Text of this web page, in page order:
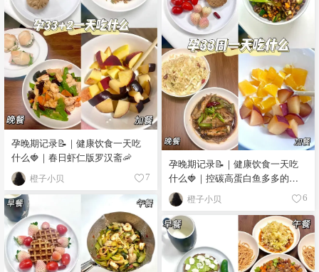
孕晚期记录📝｜健康饮食一天吃
什么🍓｜春日虾仁版罗汉斋🦐
橙子小贝 7
孕晚期记录📝｜健康饮食一天吃
什么🍓｜控碳高蛋白鱼多多的一
天🐟 橙子小贝 6